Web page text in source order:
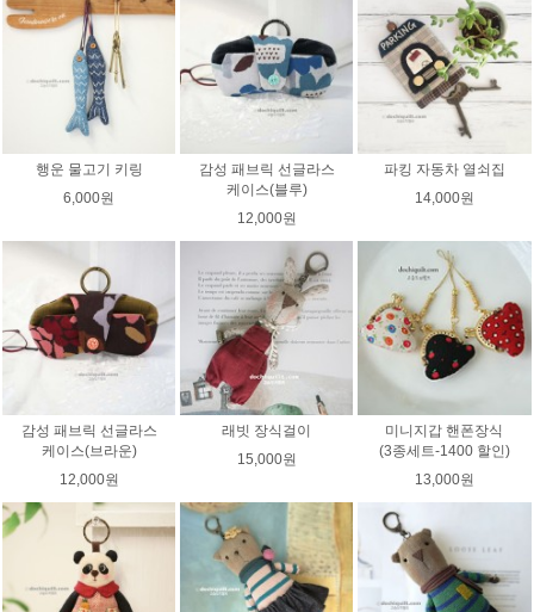
행운 물고기 키링
6,000원
감성 패브릭 선글라스
케이스(블루)
12,000원
파킹 자동차 열쇠집
14,000원
감성 패브릭 선글라스
케이스(브라운)
12,000원
래빗 장식걸이
15,000원
미니지갑 핸폰장식
(3종세트-1400 할인)
13,000원